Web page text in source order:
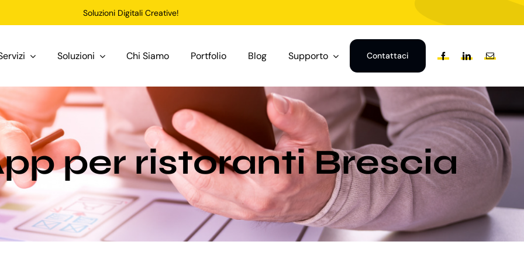
Soluzioni Digitali Creative!
Soluzioni Chi Siamo Portfolio Blog Supporto Contattaci
per ristoranti Brescia